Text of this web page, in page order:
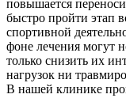
повышается
быстро пройти этап
спортивной
фоне лечения могут
только снизить их
нагрузок ни
В нашей клинике